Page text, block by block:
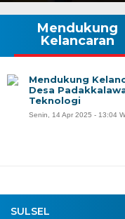
SULSEL
Mendukung
Kelancaran
Mendukung
Desa
Teknologi
Senin, 14 Apr 2025 - 13:04